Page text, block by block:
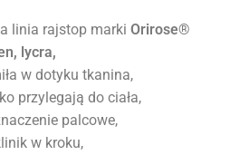
linia rajstop marki Orirose®
lycra,
w dotyku tkanina,
przylegają do ciała,
palcowe,
w kroku,